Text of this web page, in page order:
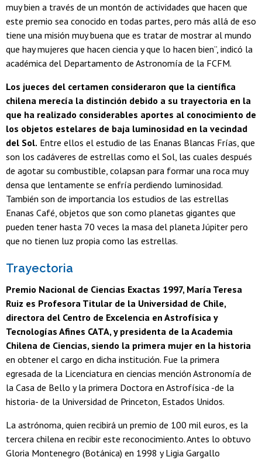
muy bien a través de un montón de actividades que hacen que
este premio sea conocido en todas partes, pero más allá de eso
tiene una misión muy buena que es tratar de mostrar al mundo
que hay mujeres que hacen ciencia y que lo hacen bien”, indicó la
académica del Departamento de Astronomía de la FCFM.
Los jueces del certamen consideraron que la científica
chilena merecía la distinción debido a su trayectoria en la
que ha realizado considerables aportes al conocimiento de
los objetos estelares de baja luminosidad en la vecindad
del Sol. Entre ellos el estudio de las Enanas Blancas Frías, que
son los cadáveres de estrellas como el Sol, las cuales después
de agotar su combustible, colapsan para formar una roca muy
densa que lentamente se enfría perdiendo luminosidad.
También son de importancia los estudios de las estrellas
Enanas Café, objetos que son como planetas gigantes que
pueden tener hasta 70 veces la masa del planeta Júpiter pero
que no tienen luz propia como las estrellas.
Trayectoria
Premio Nacional de Ciencias Exactas 1997, María Teresa
Ruiz es Profesora Titular de la Universidad de Chile,
directora del Centro de Excelencia en Astrofísica y
Tecnologías Afines CATA, y presidenta de la Academia
Chilena de Ciencias, siendo la primera mujer en la historia
en obtener el cargo en dicha institución. Fue la primera
egresada de la Licenciatura en ciencias mención Astronomía de
la Casa de Bello y la primera Doctora en Astrofísica -de la
historia- de la Universidad de Princeton, Estados Unidos.
La astrónoma, quien recibirá un premio de 100 mil euros, es la
tercera chilena en recibir este reconocimiento. Antes lo obtuvo
Gloria Montenegro (Botánica) en 1998 y Ligia Gargallo